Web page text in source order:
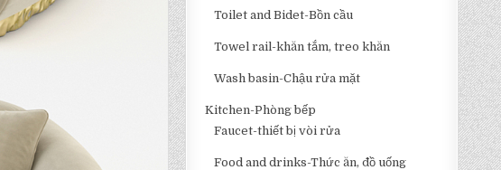
Toilet and Bidet-Bồn cầu
Towel rail-khăn tắm, treo khăn
Wash basin-Chậu rửa mặt
Kitchen-Phòng bếp
Faucet-thiết bị vòi rửa
Food and drinks-Thức ăn, đồ uống